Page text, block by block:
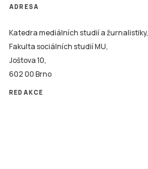
ADRESA
Katedra mediálních studií a žurnalistiky,
Fakulta sociálních studií MU,
Joštova 10,
602 00 Brno
REDAKCE